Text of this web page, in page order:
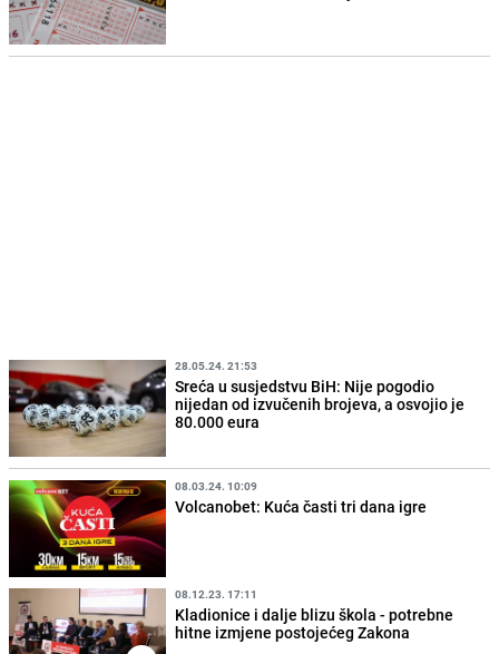
28.05.24. 21:53
Sreća u susjedstvu BiH: Nije pogodio
nijedan od izvučenih brojeva, a osvojio je
80.000 eura
08.03.24. 10:09
Volcanobet: Kuća časti tri dana igre
08.12.23. 17:11
Kladionice i dalje blizu škola - potrebne
hitne izmjene postojećeg Zakona